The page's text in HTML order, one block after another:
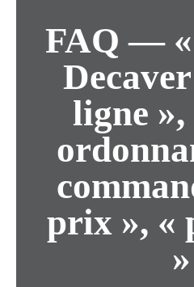
FAQ — «
ligne »,
prix », «
»